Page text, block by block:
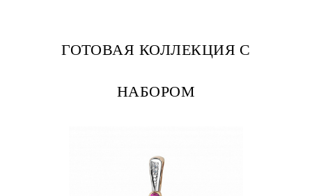
ГОТОВАЯ КОЛЛЕКЦИЯ С
НАБОРОМ